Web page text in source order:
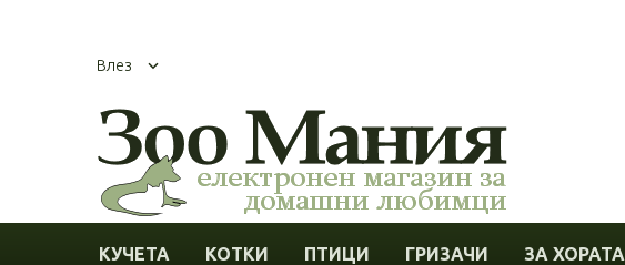
Влез
КУЧЕТА КОТКИ ПТИЦИ ГРИЗАЧИ ЗА ХОРАТА